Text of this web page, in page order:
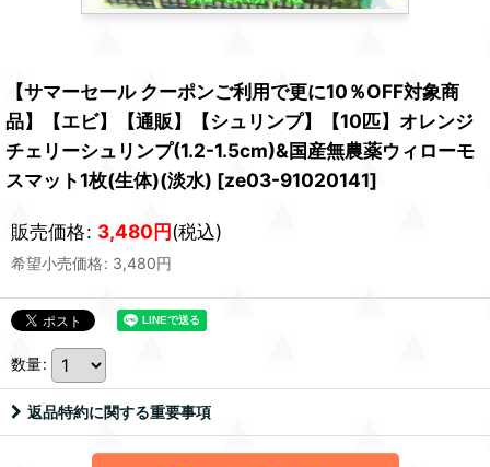
【サマーセール クーポンご利用で更に10％OFF対象商
品】【エビ】【通販】【シュリンプ】【10匹】オレンジ
チェリーシュリンプ(1.2-1.5cm)&国産無農薬ウィローモ
スマット1枚(生体)(淡水) [ze03-91020141]
販売価格: 3,480円(税込)
希望小売価格: 3,480円
数量:
返品特約に関する重要事項